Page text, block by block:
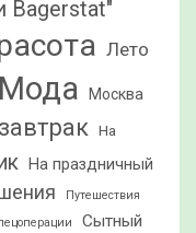
Bagerstat"
Лето
Мода Москва
На
На праздничный
Путешествия
Сытный